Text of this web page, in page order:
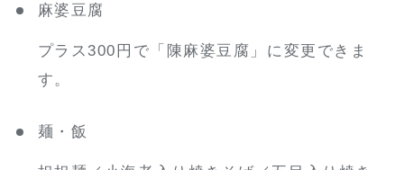
麻婆豆腐
プラス300円で「陳麻婆豆腐」に変更できま
す。
麺・飯